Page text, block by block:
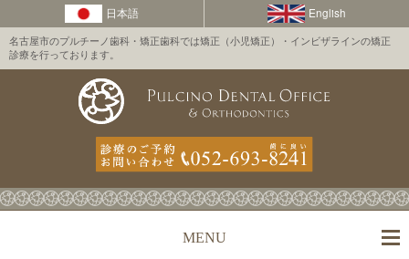
名古屋市のプルチーノ歯科・矯正歯科では矯正（小児矯正）・インビザラインの矯正
診療を行っております。
MENU